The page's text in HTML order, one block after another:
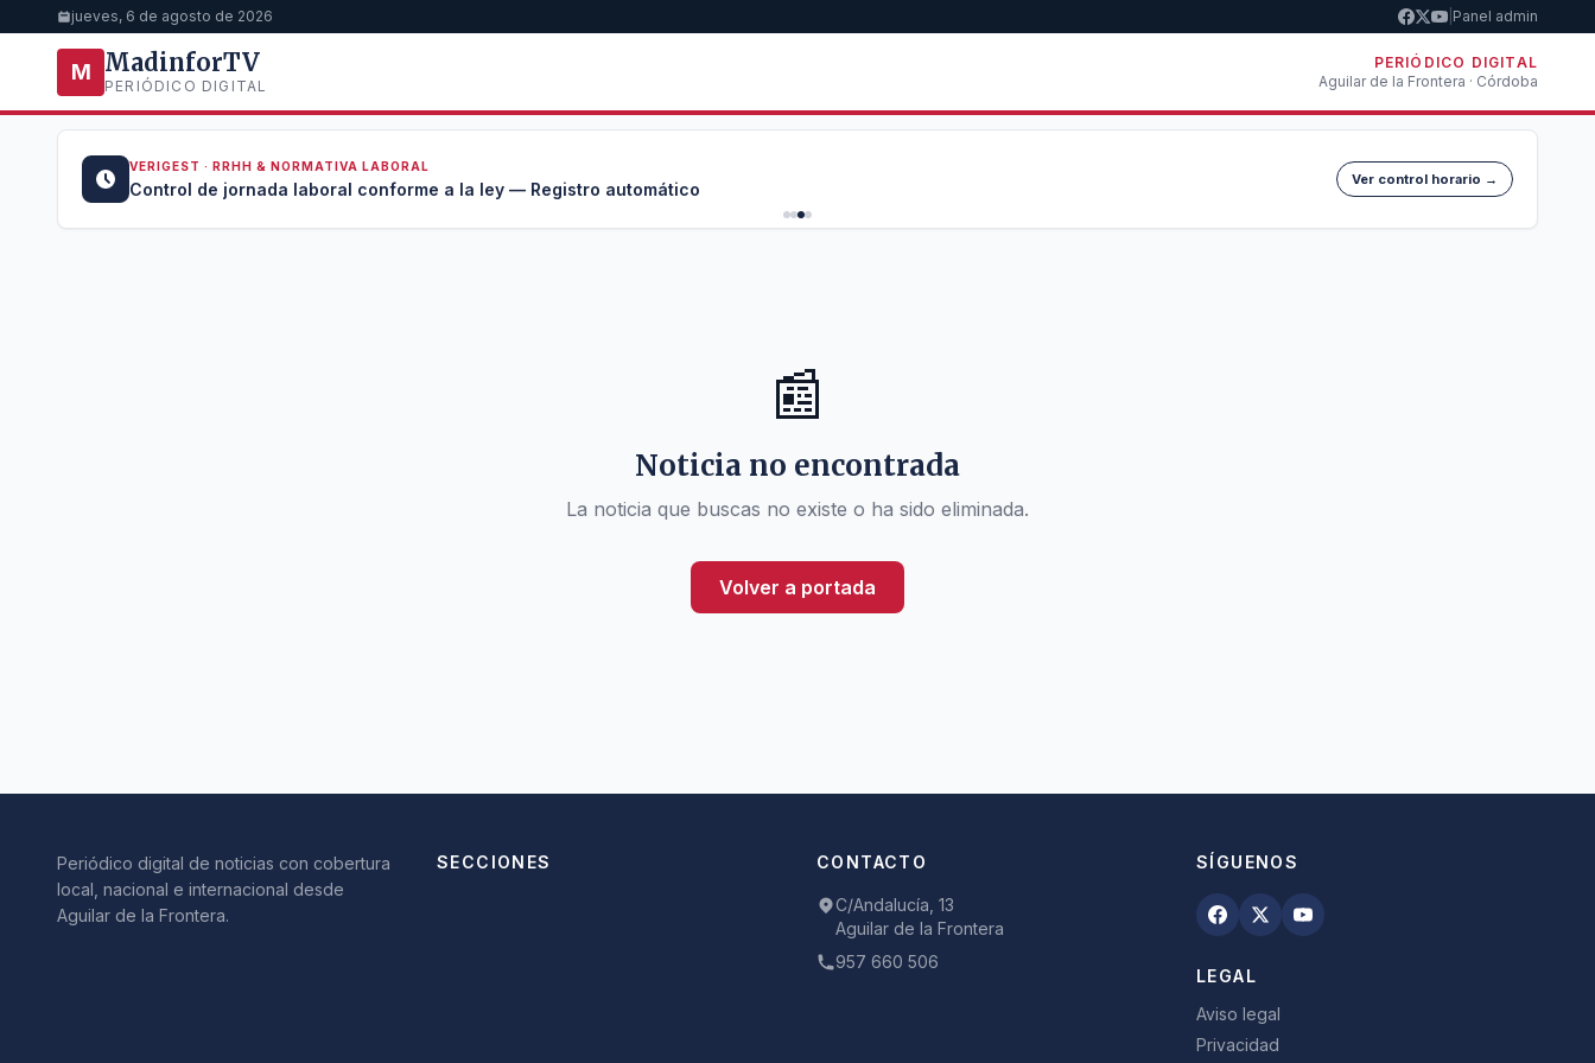
jueves, 6 de agosto de 2026 Panel admin
M MadinforTV
PERIÓDICO DIGITAL
PERIÓDICO DIGITAL
Aguilar de la Frontera · Córdoba
VERIGEST · RRHH & NORMATIVA LABORAL
Control de jornada laboral conforme a la ley — Registro automático Ver control horario →
📰
Noticia no encontrada
La noticia que buscas no existe o ha sido eliminada.
Volver a portada
Periódico digital de noticias con cobertura
local, nacional e internacional desde
Aguilar de la Frontera.
SECCIONES CONTACTO
C/Andalucía, 13
Aguilar de la Frontera
957 660 506
SÍGUENOS
LEGAL
Aviso legal
Privacidad